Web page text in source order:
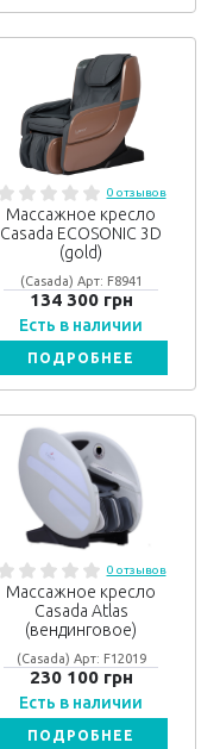
0 отзывов
Массажное кресло
Casada ECOSONIC 3D
(gold)
(Casada) Арт: F8941
134 300 грн
Есть в наличии
ПОДРОБНЕЕ
0 отзывов
Массажное кресло
Casada Atlas
(вендинговое)
(Casada) Арт: F12019
230 100 грн
Есть в наличии
ПОДРОБНЕЕ